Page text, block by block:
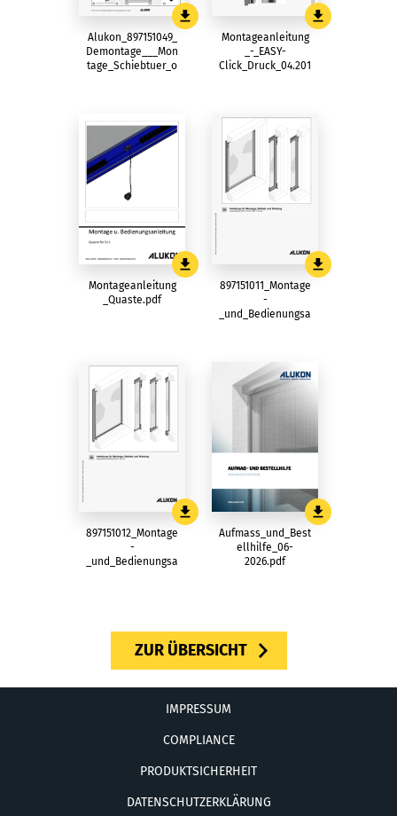
Alukon_897151049_
Demontage___Mon
tage_Schiebtuer_o
Montageanleitung
_-_EASY-
Click_Druck_04.201
Montageanleitung
_Quaste.pdf
897151011_Montage
-
_und_Bedienungsa
897151012_Montage
-
_und_Bedienungsa
Aufmass_und_Best
ellhilfe_06-
2026.pdf
ZUR ÜBERSICHT
IMPRESSUM
COMPLIANCE
PRODUKTSICHERHEIT
DATENSCHUTZERKLÄRUNG